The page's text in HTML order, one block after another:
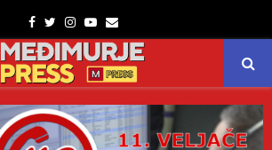
Facebook
TwitterInstagram
Youtube
Email